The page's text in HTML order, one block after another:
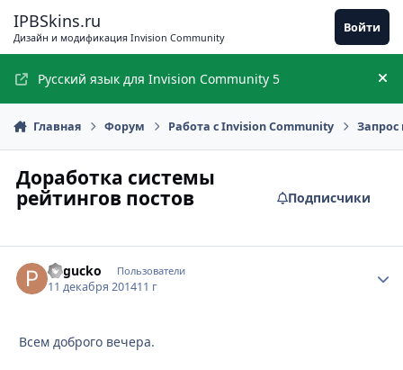
IPBSkins.ru
Дизайн и модификация Invision Community
Войти
Русский язык для Invision Community 5
Главная Форум Работа с Invision Community Запрос
Доработка системы
рейтингов постов
Подписчики
Pegucko Пользователи
11 декабря 201411 г
Всем доброго вечера.